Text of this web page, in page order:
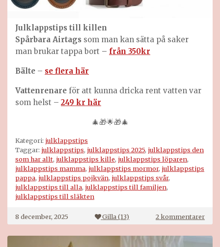
Julklappstips till killen
Spårbara Airtags som man kan sätta på saker
man brukar tappa bort – från 350kr
Bälte – se flera här
Vattenrenare för att kunna dricka rent vatten var
som helst – 249 kr här
🎄🎁🌟🎁🎄
Kategori: julklappstips
Taggar: julklappstips, julklappstips 2025, julklappstips den
som har allt, julklappstips kille, julklappstips löparen,
julklappstips mamma, julklappstips mormor, julklappstips
pappa, julklappstips pojkvän, julklappstips svår,
julklappstips till alla, julklappstips till familjen,
julklappstips till släkten
8 december, 2025 Gilla (13) 2 kommentarertill
till